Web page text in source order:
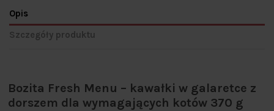
Opis
Szczegóły produktu
Bozita Fresh Menu – kawałki w galaretce z
dorszem dla wymagających kotów 370 g